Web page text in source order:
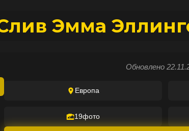
Эмма
Обновлено
Европа
19фото